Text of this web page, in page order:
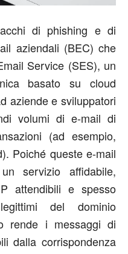
di phishing e di
aziendali (BEC) che
Service (SES), un
basato su cloud
aziende e sviluppatori
volumi di e-mail di
(ad esempio,
Poiché queste e-mail
servizio affidabile,
attendibili e spesso
del dominio
rende i messaggi di
dalla corrispondenza